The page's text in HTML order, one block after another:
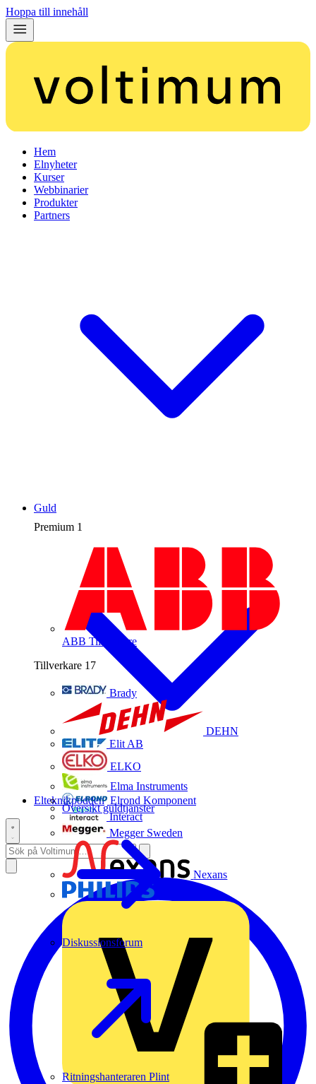
Hoppa till innehåll
Hem
Elnyheter
Kurser
Webbinarier
Produkter
Partners
Premium 1
ABB Tillverkare
Tillverkare 17
Brady
DEHN
Elit AB
ELKO
Elma Instruments
Elrond Komponent
Interact
Megger Sweden
Nexans
Guld
Översikt guldtjänster
Diskussionsforum
Ritningshanteraren Plint
Elteknikpodden